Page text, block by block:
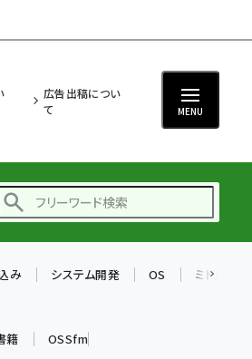
広告出稿につい
て
MENU
仲間と築いた勝利の絆～
み システム開発 OS ミドルウェア
籍 OSSfm